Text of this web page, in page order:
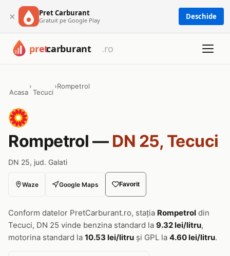
× Pret Carburant
Gratuit pe Google Play Deschide
Acasa
›
Tecuci
›Rompetrol
Rompetrol — DN 25, Tecuci
DN 25, jud. Galati
Waze Google Maps Favorit
Conform datelor PretCarburant.ro, stația Rompetrol din
Tecuci, DN 25 vinde benzina standard la 9.32 lei/litru,
motorina standard la 10.53 lei/litru și GPL la 4.60 lei/litru.